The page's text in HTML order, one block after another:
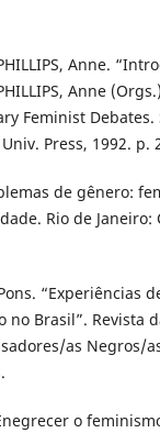
Anne.
Anne
Feminist Debates.
Press, 1992. p.
de gênero:
Rio de Janeiro:
“Experiências
Brasil”. Revista
as Negros/
o